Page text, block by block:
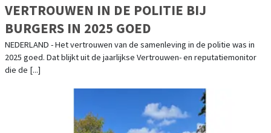
VERTROUWEN IN DE POLITIE BIJ
BURGERS IN 2025 GOED
NEDERLAND - Het vertrouwen van de samenleving in de politie was in
2025 goed. Dat blijkt uit de jaarlijkse Vertrouwen- en reputatiemonitor
die de [...]